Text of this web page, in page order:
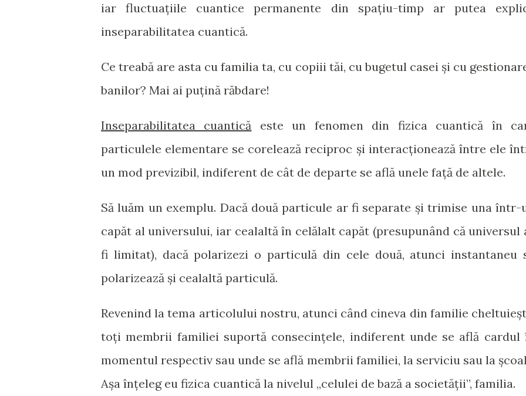
iar fluctuațiile cuantice permanente din spațiu-timp ar putea
inseparabilitatea cuantică.
Ce treabă are asta cu familia ta, cu copiii tăi, cu bugetul casei și cu
banilor? Mai ai puțină răbdare!
Inseparabilitatea cuantică este un fenomen din fizica cuantică în
particulele elementare se corelează reciproc și interacționează între ele
un mod previzibil, indiferent de cât de departe se află unele față de altele.
Să luăm un exemplu. Dacă două particule ar fi separate și trimise una într-
capăt al universului, iar cealaltă în celălalt capăt (presupunând că universul
fi limitat), dacă polarizezi o particulă din cele două, atunci instantaneu
polarizează și cealaltă particulă.
Revenind la tema articolului nostru, atunci când cineva din familie
toți membrii familiei suportă consecințele, indiferent unde se află cardul
momentul respectiv sau unde se află membrii familiei, la serviciu sau la
Așa înțeleg eu fizica cuantică la nivelul „celulei de bază a societății”, familia.